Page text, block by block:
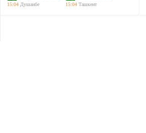
15:04 Душанбе
15:04 Ташкент